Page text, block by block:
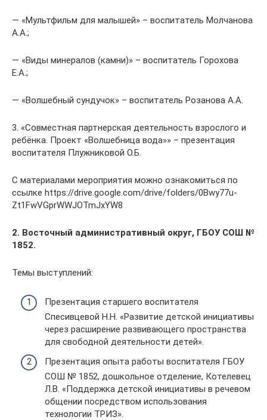
— «Мультфильм для малышей» – воспитатель Молчанова
А.А.;
— «Виды минералов (камни)» – воспитатель Горохова
Е.А.;
— «Волшебный сундучок» – воспитатель Розанова А.А.
3. «Совместная партнерская деятельность взрослого и
ребёнка. Проект «Волшебница вода»» – презентация
воспитателя Плужниковой О.Б.
С материалами мероприятия можно ознакомиться по
ссылке https://drive.google.com/drive/folders/0Bwy77u-
Zt1FwVGprWWJOTmJxYW8
2. Восточный административный округ, ГБОУ СОШ №
1852.
Темы выступлений:
Презентация старшего воспитателя
Спесивцевой Н.Н. «Развитие детской инициативы
через расширение развивающего пространства
для свободной деятельности детей».
Презентация опыта работы воспитателя ГБОУ
СОШ № 1852, дошкольное отделение, Котелевец
Л.В. «Поддержка детской инициативы в речевом
общении посредством использования
технологии ТРИЗ».